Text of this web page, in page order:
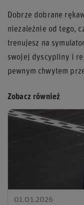
Dobrze dobrane
niezależnie od tego,
trenujesz na
swojej dyscypliny i
pewnym chwytem
Zobacz również
01.01.2026